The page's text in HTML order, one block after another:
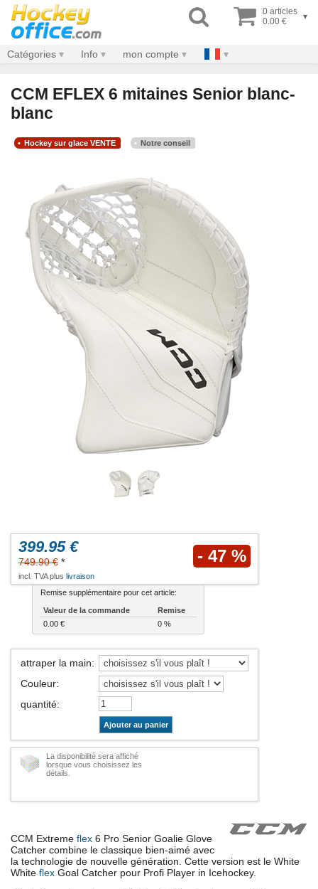
0 articles
0.00 €
▾
Catégories Info mon compte
CCM EFLEX 6 mitaines Senior blanc-
blanc
Hockey sur glace VENTE Notre conseil
399.95 €
749.90 € * - 47 %
incl. TVA plus livraison
Remise supplémentaire pour cet article:
Valeur de la commande
Remise
0.00 €
0 %
attraper la main:
Couleur:
quantité:
Ajouter au panier
La disponibilité sera affiché
lorsque vous choisissez les
détails.
CCM Extreme flex 6 Pro Senior Goalie Glove
Catcher combine le classique bien-aimé avec
la technologie de nouvelle génération. Cette version est le White
White flex Goal Catcher pour Profi Player in Icehockey.